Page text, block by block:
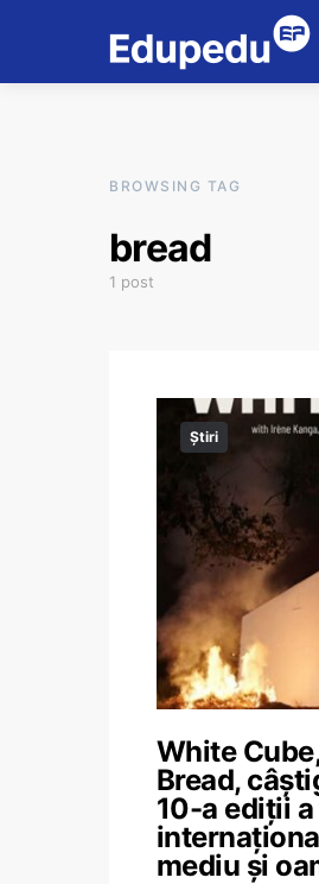
BROWSING TAG
bread
1 post
Știri
White
Bread,
10-a ediții
mediu și